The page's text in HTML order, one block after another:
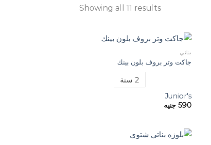
Showing all 11 results
بناتي
جاكت وتر بروف بلون بينك
2 سنة
Junior's
590 جنيه